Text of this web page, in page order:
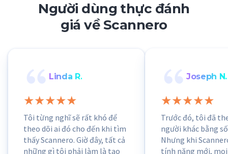
Người dùng thực đánh
giá về Scannero
Linda R.
Tôi từng nghĩ sẽ rất khó để
theo dõi ai đó cho đến khi tìm
thấy Scannero. Giờ đây, tất cả
những gì tôi phải làm là tạo
Joseph N.
Trước đó, tôi đã
người khác bằng
Nhưng khi
tính năng mới,